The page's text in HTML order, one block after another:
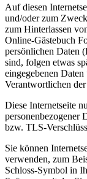
Auf diesen
und/oder zum
zum Hinterlassen
Online-Gästebuch
persönlichen Daten
sind, folgen etwas
eingegebenen
Verantwortlichen
Diese Internetseite
personenbezogener
bzw. TLS-
Sie können
verwenden, zum
Schloss-Symbol in